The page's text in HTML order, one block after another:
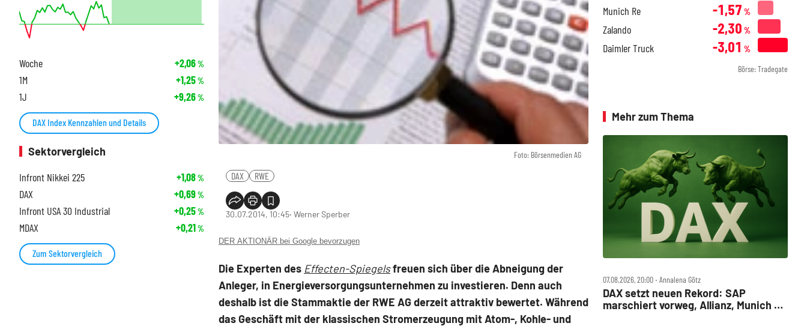
Foto: Börsenmedien AG
DAX RWE
30.07.2014, 10:45‧ Werner Sperber
DER AKTIONÄR bei Google bevorzugen
Die Experten des Effecten-Spiegelsfreuen sich über die Abneigung der
Anleger, in Energieversorgungsunternehmen zu investieren. Denn auch
deshalb ist die Stammaktie der RWE AG derzeit attraktiv bewertet. Während
das Geschäft mit der klassischen Stromerzeugung mit Atom-, Kohle- und
Woche +2,06%
1M +1,25%
1J +9,26%
DAX Index Kennzahlen und Details
Sektorvergleich
Infront Nikkei 225
+1,08%
DAX +0,69%
Infront USA 30 Industrial +0,25%
MDAX +0,21%
Zum Sektorvergleich
Munich Re -1,57 %
Zalando -2,30 %
Daimler Truck -3,01 %
Börse: Tradegate
Mehr zum Thema
07.08.2026, 20:00 ‧ Annalena Götz
DAX setzt neuen Rekord: SAP
marschiert vorweg, Allianz, Munich Re